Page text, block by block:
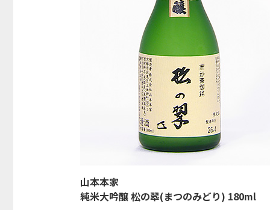
山本本家
純米大吟醸 松の翆(まつのみどり) 180ml